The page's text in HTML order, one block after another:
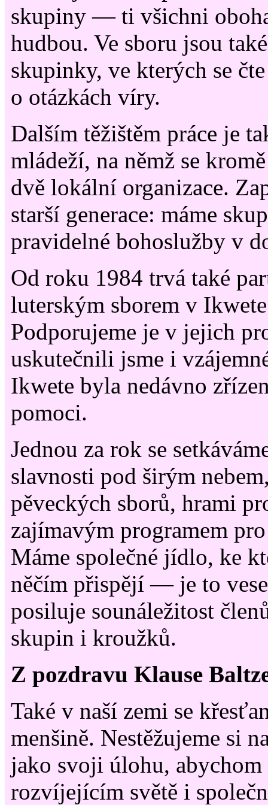
skupiny — ti všichni
hudbou. Ve sboru jsou
skupinky, ve kterých se
o otázkách víry.
Dalším těžištěm práce je
mládeží, na němž se
dvě lokální organizace.
starší generace: máme
pravidelné bohoslužby v
Od roku 1984 trvá také
luterským sborem v
Podporujeme je v jejich
uskutečnili jsme i
Ikwete byla nedávno
pomoci.
Jednou za rok se
slavnosti pod širým
pěveckých sborů, hrami
zajímavým programem
Máme společné jídlo, ke
něčím přispějí — je to
posiluje sounáležitost
skupin i kroužků.
Z pozdravu Klause
Také v naší zemi se
menšině. Nestěžujeme si
jako svoji úlohu, abychom
rozvíjejícím světě i